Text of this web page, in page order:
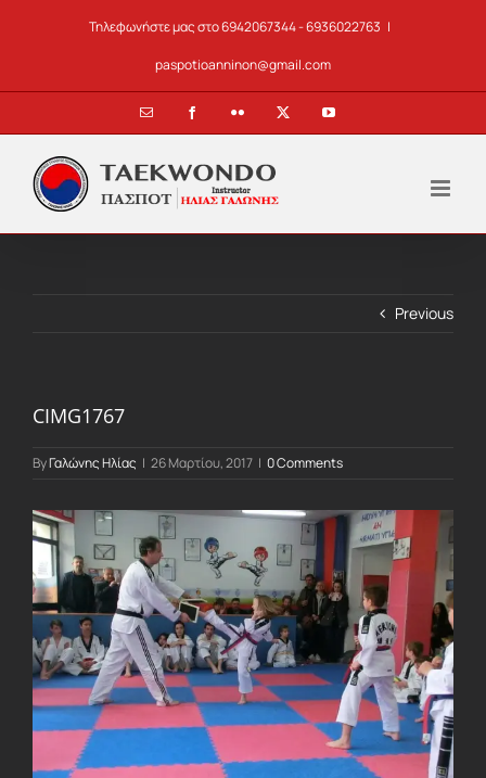
Τηλεφωνήστε μας στο 6942067344 - 6936022763 |
paspotioanninon@gmail.com
Email FacebookFlickr YouTube
Previous
CIMG1767
ByΓαλώνης Ηλίας | 26 Μαρτίου, 2017 | 0 Comments